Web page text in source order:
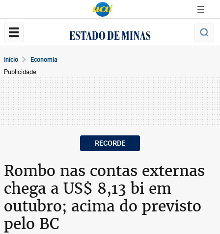
Início Economia
Publicidade
RECORDE
Rombo nas contas externas
chega a US$ 8,13 bi em
outubro; acima do previsto
pelo BC